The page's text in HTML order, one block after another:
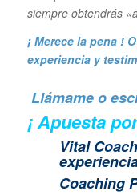
siempre obtendrás
¡ Merece la pena !
experiencia y
Llámame o
¡ Apuesta
Vital
Coaching